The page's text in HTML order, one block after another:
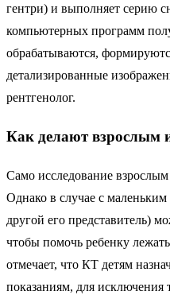
гентри) и выполняет серию
компьютерных программ
обрабатываются,
детализированные
рентгенолог.
Как делают взрослым
Само исследование
Однако в случае с
другой его представитель)
чтобы помочь ребенку
отмечает, что КТ детям
показаниям, для исключения